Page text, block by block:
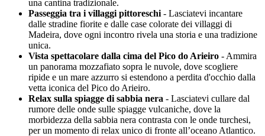
una cantina tradizionale.
Passeggia tra i villaggi pittoreschi - Lasciatevi incantare
dalle stradine fiorite e dalle case colorate dei villaggi di
Madeira, dove ogni incontro rivela una storia e una tradizione
unica.
Vista spettacolare dalla cima del Pico do Arieiro - Ammira
un panorama mozzafiato sopra le nuvole, dove scogliere
ripide e un mare azzurro si estendono a perdita d'occhio dalla
vetta iconica del Pico do Arieiro.
Relax sulla spiagge di sabbia nera - Lasciatevi cullare dal
rumore delle onde sulle spiagge vulcaniche, dove la
morbidezza della sabbia nera contrasta con le onde turchesi,
per un momento di relax unico di fronte all’oceano Atlantico.